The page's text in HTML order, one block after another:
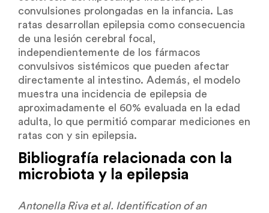
convulsiones prolongadas en la infancia. Las
ratas desarrollan epilepsia como consecuencia
de una lesión cerebral focal,
independientemente de los fármacos
convulsivos sistémicos que pueden afectar
directamente al intestino. Además, el modelo
muestra una incidencia de epilepsia de
aproximadamente el 60% evaluada en la edad
adulta, lo que permitió comparar mediciones en
ratas con y sin epilepsia.
Bibliografía relacionada con la
microbiota y la epilepsia
Antonella Riva et al. Identification of an